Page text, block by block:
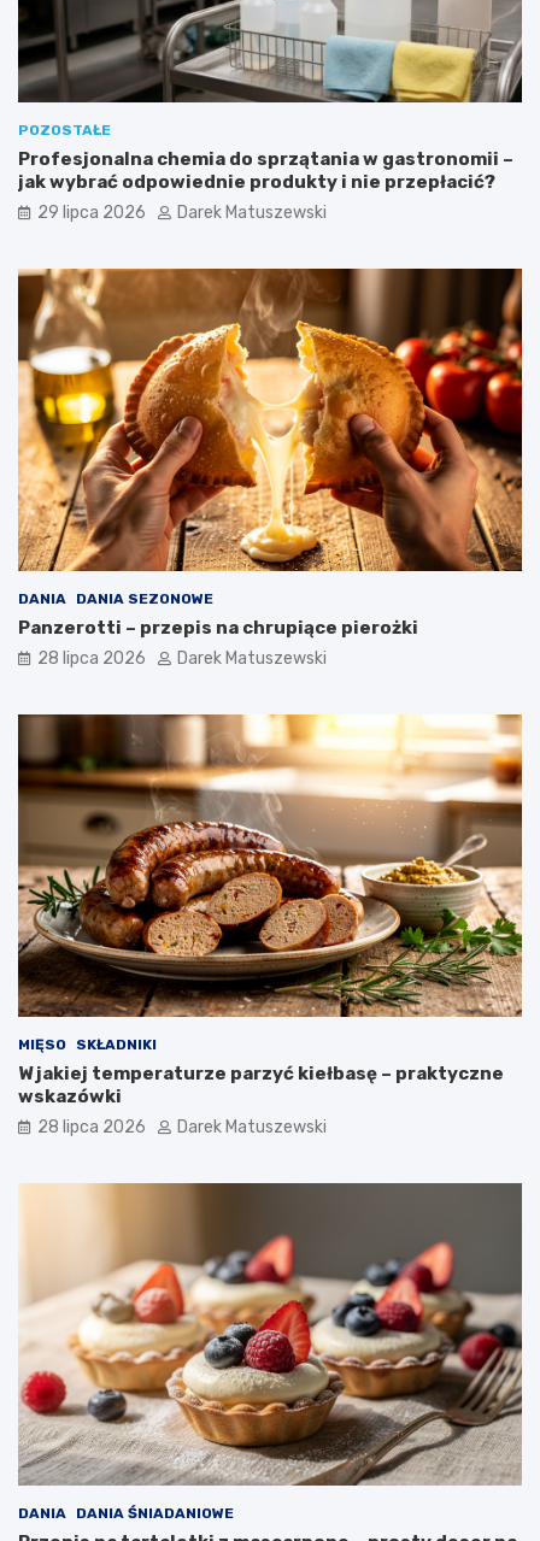
POZOSTAŁE
Profesjonalna chemia do sprzątania w gastronomii –
jak wybrać odpowiednie produkty i nie przepłacić?
29 lipca 2026 Darek Matuszewski
DANIA DANIA SEZONOWE
Panzerotti – przepis na chrupiące pierożki
28 lipca 2026 Darek Matuszewski
MIĘSO SKŁADNIKI
W jakiej temperaturze parzyć kiełbasę – praktyczne
wskazówki
28 lipca 2026 Darek Matuszewski
DANIA DANIA ŚNIADANIOWE